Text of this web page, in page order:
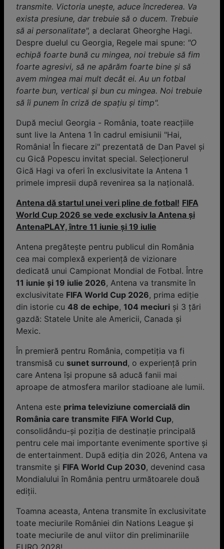
transmite. Victoria uneşte, aduce încrederea. Va
exista presiune, dar trebuie să o ducem. Trebuie
să ai personalitate", a declarat Gheorghe Hagi.
Despre duelul cu Georgia, Regele mai spune: "O
echipă foarte bună cu mingea, noi trebuie să fim
foarte agresivi, să ne apărăm foarte bine şi să
avem mingea mai mult decât ei. Au un fotbal
foarte bun, vertical şi bun cu mingea. Noi trebuie
să îi punem în criză de spaţiu şi timp".
După meciul Georgia - România, toate reacţiile
sunt live la Antena 1 în cadrul emisiunii "Hai,
România! În fiecare zi" prezentată de Dan Pavel şi
cu Gică Popescu invitat special. Selecţionerul
Gică Hagi va oferi în exclusivitate la Antena 1
primele impresii după revenirea sa la naţională.
Antena dă startul unei veri pline de fotbal! FIFA
World Cup 2026 se vede exclusiv la Antena și
AntenaPLAY, între 11 iunie și 19 iulie
Antena pregătește pentru publicul din România
cea mai complexă experiență de vizionare
dedicată unui Campionat Mondial de Fotbal. Între
11 iunie și 19 iulie 2026, Antena va transmite în
exclusivitate FIFA World Cup 2026, prima ediție
din istorie cu 48 de echipe, 104 meciuriși 3 țări
gazdă: Statele Unite ale Americii, Canada și
Mexic.
În premieră pentru România, competiția va fi
transmisă cu sunet surround, o experiență prin
care Antena își propune să aducă fanii mai
aproape de atmosfera marilor stadioane ale lumii.
Antena este prima televiziune comercială din
România care transmite FIFA World Cup,
consolidându-și poziția de destinație principală
pentru cele mai importante evenimente sportive și
de entertainment. După ediția din 2026, Antena va
transmite și FIFA World Cup 2030, devenind casa
Mondialului în România pentru următoarele două
ediții.
Toamna aceasta, Antena transmite în exclusivitate
toate meciurile României din Nations League şi
toate meciurile de anul viitor din preliminariile
EURO 2028!